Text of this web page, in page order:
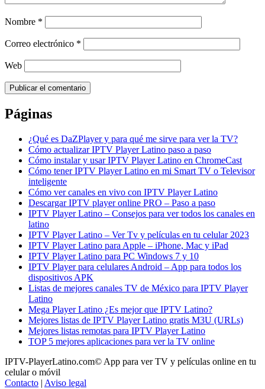
Nombre *
Correo electrónico *
Web
Páginas
¿Qué es DaZPlayer y para qué me sirve para ver la TV?
Cómo actualizar IPTV Player Latino paso a paso
Cómo instalar y usar IPTV Player Latino en ChromeCast
Cómo tener IPTV Player Latino en mi Smart TV o Televisor
inteligente
Cómo ver canales en vivo con IPTV Player Latino
Descargar IPTV player online PRO – Paso a paso
IPTV Player Latino – Consejos para ver todos los canales en
latino
IPTV Player Latino – Ver Tv y películas en tu celular 2023
IPTV Player Latino para Apple – iPhone, Mac y iPad
IPTV Player Latino para PC Windows 7 y 10
IPTV Player para celulares Android – App para todos los
dispositivos APK
Listas de mejores canales TV de México para IPTV Player
Latino
Mega Player Latino ¿Es mejor que IPTV Latino?
Mejores listas de IPTV Player Latino gratis M3U (URLs)
Mejores listas remotas para IPTV Player Latino
TOP 5 mejores aplicaciones para ver la TV online
IPTV-PlayerLatino.com© App para ver TV y películas online en tu
celular o móvil
Contacto | Aviso legal